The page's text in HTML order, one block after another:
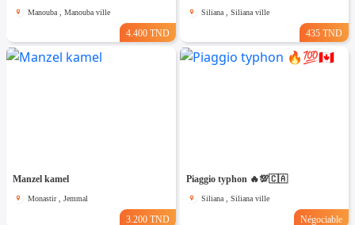
Manouba , Manouba ville
4.400 TND
Siliana , Siliana ville
435 TND
Manzel kamel
Monastir , Jemmal
3.200 TND
Piaggio typhon 🔥💯🇨🇦
Siliana , Siliana ville
Négociable